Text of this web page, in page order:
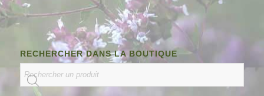
RECHERCHER DANS LA BOUTIQUE